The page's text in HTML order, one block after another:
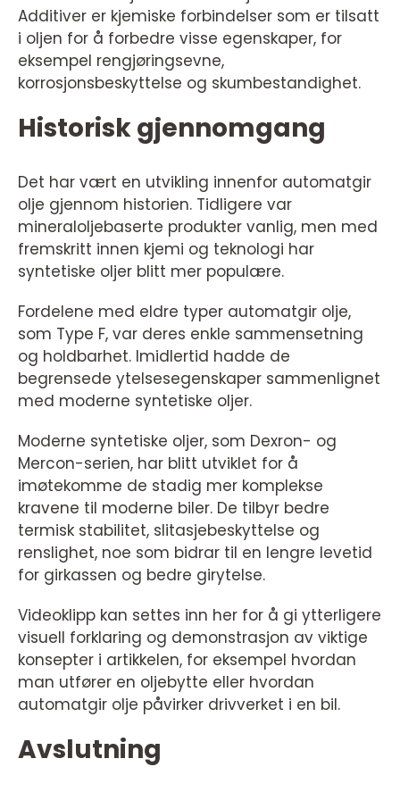
Additiver er kjemiske forbindelser som er tilsatt
i oljen for å forbedre visse egenskaper, for
eksempel rengjøringsevne,
korrosjonsbeskyttelse og skumbestandighet.
Historisk gjennomgang
Det har vært en utvikling innenfor automatgir
olje gjennom historien. Tidligere var
mineraloljebaserte produkter vanlig, men med
fremskritt innen kjemi og teknologi har
syntetiske oljer blitt mer populære.
Fordelene med eldre typer automatgir olje,
som Type F, var deres enkle sammensetning
og holdbarhet. Imidlertid hadde de
begrensede ytelsesegenskaper sammenlignet
med moderne syntetiske oljer.
Moderne syntetiske oljer, som Dexron- og
Mercon-serien, har blitt utviklet for å
imøtekomme de stadig mer komplekse
kravene til moderne biler. De tilbyr bedre
termisk stabilitet, slitasjebeskyttelse og
renslighet, noe som bidrar til en lengre levetid
for girkassen og bedre girytelse.
Videoklipp kan settes inn her for å gi ytterligere
visuell forklaring og demonstrasjon av viktige
konsepter i artikkelen, for eksempel hvordan
man utfører en oljebytte eller hvordan
automatgir olje påvirker drivverket i en bil.
Avslutning